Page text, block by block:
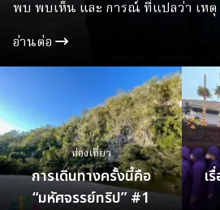
พบ พบเห็น และ การณ์ ที่แปลว่า เหตุ
ประสบการณ์จึงจำเป็นต้องไปเห็นด้ว
ตนเอง การฝึกปฏิบัติและการสังเกตสิ่ง
ตนเองจึงเป็นสิ่งที่สำคัญที่สุดในขั้นต
อ่านต่อ
ท่องเที่ยว
การเดินทางครั้งนี้คือ
“มหัศจรรย์ทริป” #1
เ